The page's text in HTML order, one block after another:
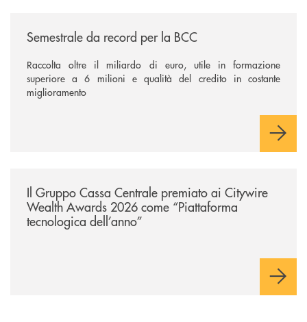
Semestrale da record per la BCC
Raccolta oltre il miliardo di euro, utile in formazione
superiore a 6 milioni e qualità del credito in costante
miglioramento
Il Gruppo Cassa Centrale premiato ai Citywire
Wealth Awards 2026 come “Piattaforma
tecnologica dell’anno”